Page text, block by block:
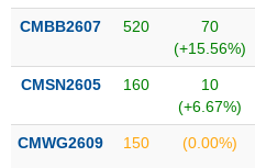
phiếu
tiết
CMBB2607 520
70
(+15.56%)
CMSN2605 160
10
(+6.67%)
CMWG2609 150 (0.00%)
MỚI
(-)